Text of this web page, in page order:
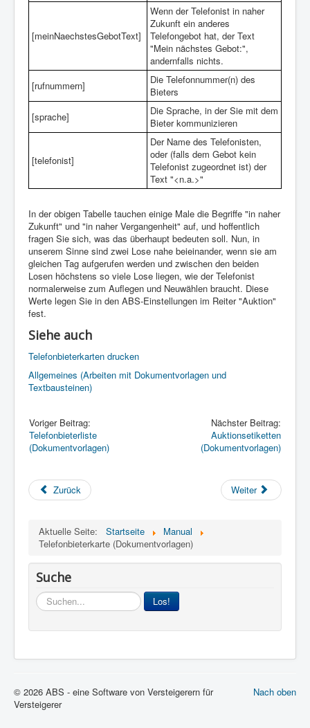
[meinNaechstesGebotText]
Wenn der Telefonist in naher
Zukunft ein anderes
Telefongebot hat, der Text
"Mein nächstes Gebot:",
andernfalls nichts.
[rufnummern]
Die Telefonnummer(n) des
Bieters
[sprache]
Die Sprache, in der Sie mit dem
Bieter kommunizieren
[telefonist]
Der Name des Telefonisten,
oder (falls dem Gebot kein
Telefonist zugeordnet ist) der
Text "<n.a.>"
In der obigen Tabelle tauchen einige Male die Begriffe "in naher
Zukunft" und "in naher Vergangenheit" auf, und hoffentlich
fragen Sie sich, was das überhaupt bedeuten soll. Nun, in
unserem Sinne sind zwei Lose nahe beieinander, wenn sie am
gleichen Tag aufgerufen werden und zwischen den beiden
Losen höchstens so viele Lose liegen, wie der Telefonist
normalerweise zum Auflegen und Neuwählen braucht. Diese
Werte legen Sie in den ABS-Einstellungen im Reiter "Auktion"
fest.
Siehe auch
Telefonbieterkarten drucken
Allgemeines (Arbeiten mit Dokumentvorlagen und
Textbausteinen)
Voriger Beitrag:
Telefonbieterliste
(Dokumentvorlagen)
Nächster Beitrag:
Auktionsetiketten
(Dokumentvorlagen)
Zurück Weiter
Aktuelle Seite: Startseite
Manual
Telefonbieterkarte (Dokumentvorlagen)
Suche
Suchen... Los!
Nach oben
© 2026 ABS - eine Software von Versteigerern für
Versteigerer